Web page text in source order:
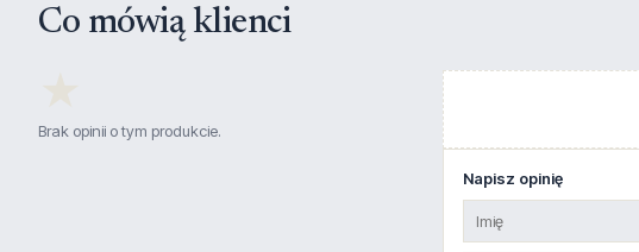
Co mówią klienci
Brak opinii o tym produkcie.
Napisz opinię